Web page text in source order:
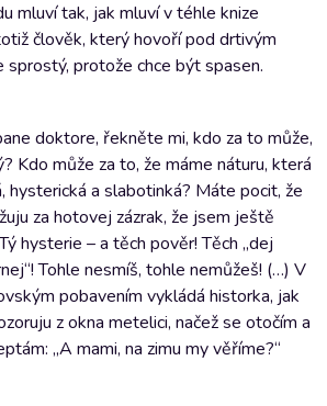
mluví tak, jak mluví v téhle knize
člověk, který hovoří pod drtivým
protože chce být spasen.
doktore, řekněte mi, kdo za to může,
Kdo může za to, že máme náturu, která
hysterická a slabotinká? Máte pocit, že
za hotovej zázrak, že jsem ještě
hysterie – a těch pověr! Těch „dej
Tohle nesmíš, tohle nemůžeš! (…) V
pobavením vykládá historka, jak
z okna metelici, načež se otočím a
„A mami, na zimu my věříme?“